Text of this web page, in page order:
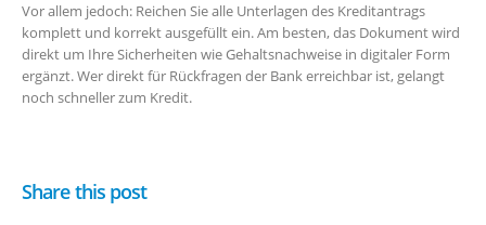
Vor allem jedoch: Reichen Sie alle Unterlagen des Kreditantrags
komplett und korrekt ausgefüllt ein. Am besten, das Dokument wird
direkt um Ihre Sicherheiten wie Gehaltsnachweise in digitaler Form
ergänzt. Wer direkt für Rückfragen der Bank erreichbar ist, gelangt
noch schneller zum Kredit.
Share this post